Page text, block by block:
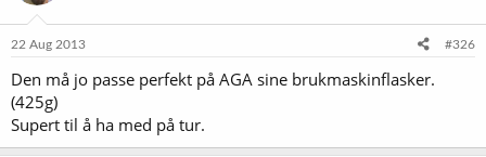
22 Aug 2013 #326
Den må jo passe perfekt på AGA sine brukmaskinflasker.
(425g)
Supert til å ha med på tur.